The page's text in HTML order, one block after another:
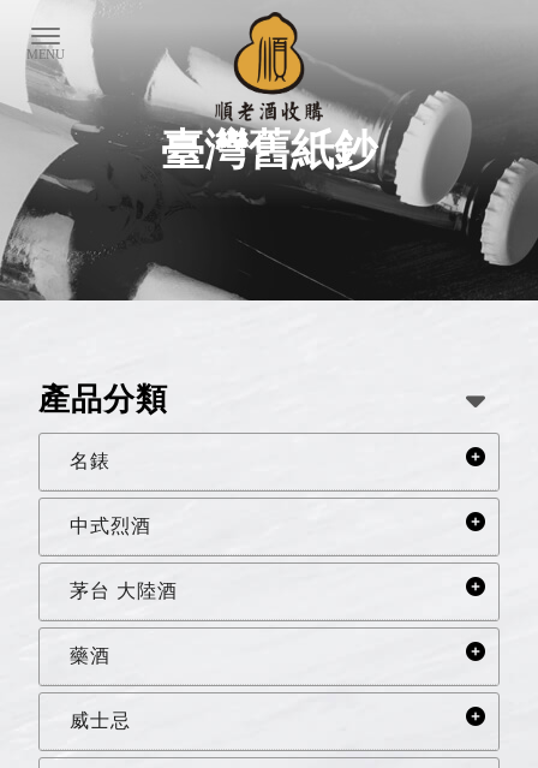
臺灣舊紙鈔
產品分類
名錶
中式烈酒
茅台 大陸酒
藥酒
威士忌